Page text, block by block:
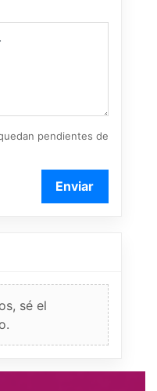
pendientes de
Enviar
sé el